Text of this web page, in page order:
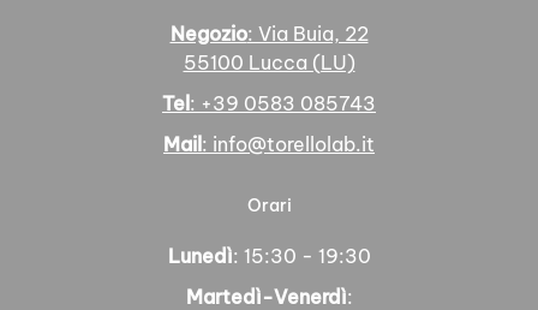
Negozio: Via Buia, 22
55100 Lucca (LU)
Tel: +39 0583 085743
Mail: info@torellolab.it
Orari
Lunedì: 15:30 - 19:30
Martedì-Venerdì: